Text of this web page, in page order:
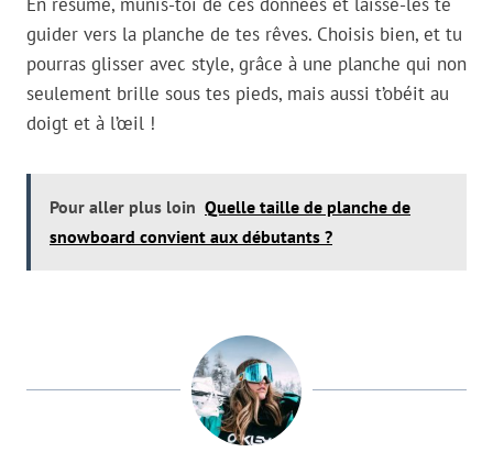
guider vers la planche de tes rêves. Choisis bien, et tu
pourras glisser avec style, grâce à une planche qui non
seulement brille sous tes pieds, mais aussi t’obéit au
doigt et à l’œil !
Pour aller plus loin Quelle taille de planche de
snowboard convient aux débutants ?